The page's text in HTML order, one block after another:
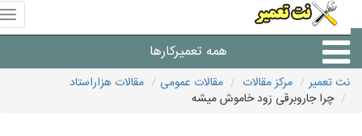
همه تعمیرکارها
شرکت های تعمیرات لوازم
نت تعمیر مرکز مقالات مقالات عمومی
مقالات هزاراستاد
چرا جاروبرقی زود خاموش میشه